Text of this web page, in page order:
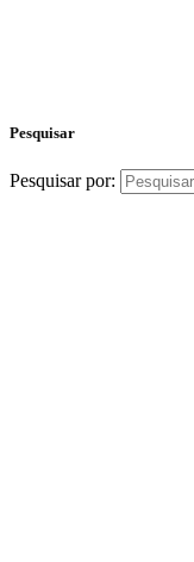
Pesquisar
Pesquisar por: